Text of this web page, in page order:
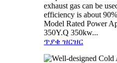
exhaust gas can be
efficiency is about
Model Rated Power
350Y.Q 350kw...
ጥያቄ ዝርዝር